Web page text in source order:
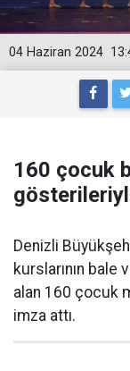
04 Haziran 2024
160 çocuk
Denizli
kurslarının bale
alan 160 çocuk
imza attı.